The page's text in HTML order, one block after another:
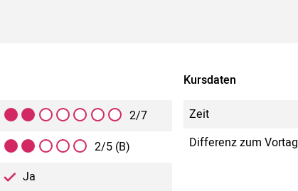
2/7
2/5 (B)
Ja
Kursdaten
Zeit
Differenz zum Vortag